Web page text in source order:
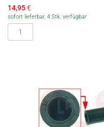
14,95€
sofort lieferbar, 4 Stk. verfügbar